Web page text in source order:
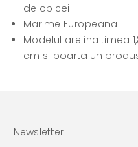
de obicei
Marime Europeana
Modelul are inaltimea
cm si poarta un
Newsletter